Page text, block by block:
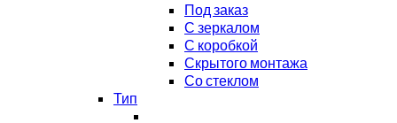
Под заказ
С зеркалом
С коробкой
Скрытого монтажа
Со стеклом
Тип